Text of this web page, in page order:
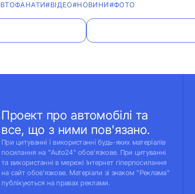
#ВІДЕО#НОВИНИ#ФОТО
Проект про автомобілі та
все, що з ними пов'язано.
При цитуванні і використанні будь-яких матеріалів
посилання на "Auto24" обов'язкове. При цитуванні
та використанні в мережі Інтернет гіперпосилання
на сайт обов'язкове. Матеріали зі знаком "Реклама"
публікуються на правах реклами.